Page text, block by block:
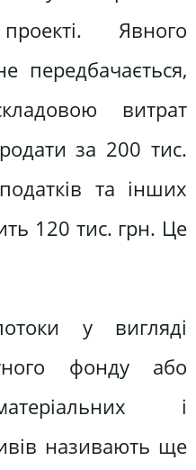
Явного
передбачається,
витрат
за 200 тис.
та інших
120 тис. грн. Це
у вигляді
фонду або
і
називають ще